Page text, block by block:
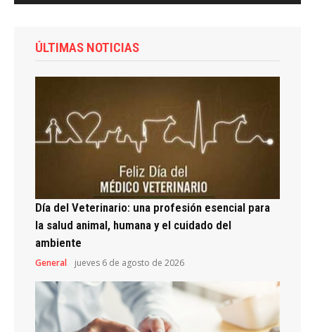
ÚLTIMAS NOTICIAS
Día del Veterinario: una profesión esencial para
la salud animal, humana y el cuidado del
ambiente
General jueves 6 de agosto de 2026